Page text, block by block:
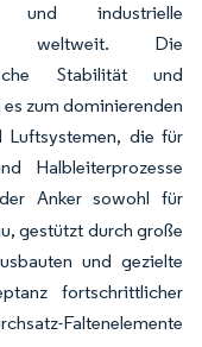
und industrielle
weltweit. Die
Stabilität und
zum dominierenden
Luftsystemen, die für
Halbleiterprozesse
Anker sowohl für
gestützt durch große
und gezielte
fortschrittlicher
Faltenelemente